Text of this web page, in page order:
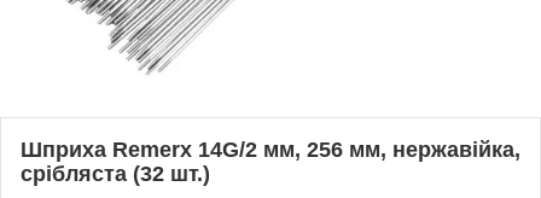
Шприха Remerx 14G/2 мм, 256 мм, нержавійка,
срібляста (32 шт.)